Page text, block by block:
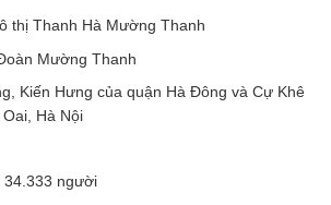
thị Thanh Hà Mường Thanh
Mường Thanh
Kiến Hưng của quận Hà Đông và Cự Khê
Hà Nội
34.333 người